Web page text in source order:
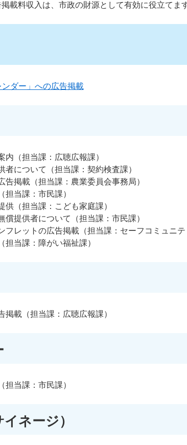
載料収入は、市政の財源として有効に役立てま
ンダー」への広告掲載
（担当課：広聴広報課）
者について（担当課：契約検査課）
告掲載（担当課：農業委員会事務局）
担当課：市民課）
供（担当課：こども家庭課）
償提供者について（担当課：市民課）
フレットの広告掲載（担当課：セーフコミュニ
担当課：障がい福祉課）
載（担当課：広聴広報課）
当課：市民課）
ネージ）